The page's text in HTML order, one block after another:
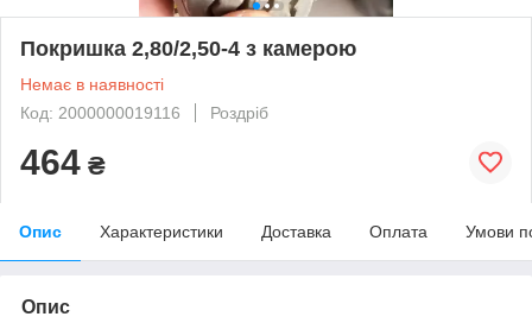
Покришка 2,80/2,50-4 з камерою
Немає в наявності
Код: 2000000019116
Роздріб
464 ₴
Опис Характеристики Доставка Оплата Умови
Опис